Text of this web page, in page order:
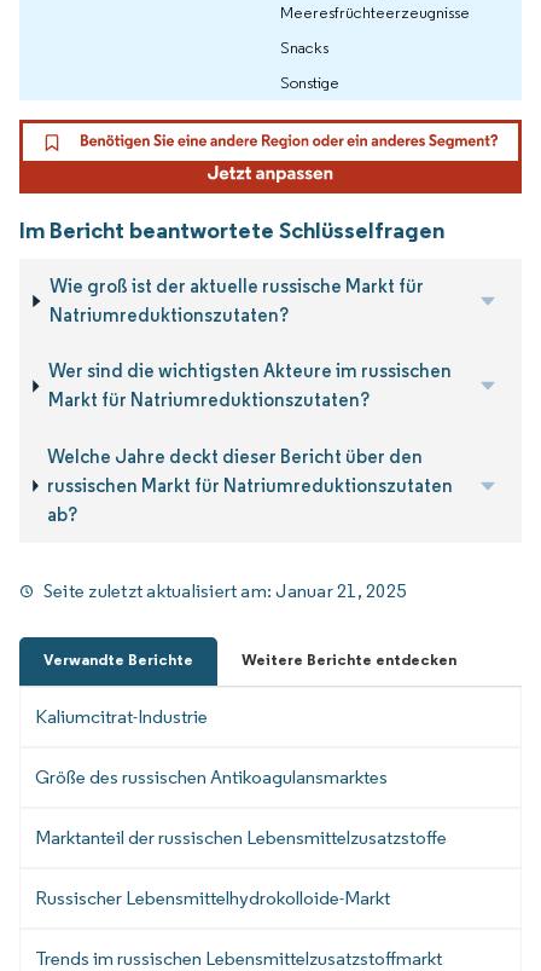
Meeresfrüchteerzeugnisse
Snacks
Sonstige
Im Bericht beantwortete Schlüsselfragen
Wie groß ist der aktuelle russische Markt für
Natriumreduktionszutaten?
Wer sind die wichtigsten Akteure im russischen
Markt für Natriumreduktionszutaten?
Welche Jahre deckt dieser Bericht über den
russischen Markt für Natriumreduktionszutaten
ab?
Seite zuletzt aktualisiert am:Januar 21, 2025
Verwandte Berichte Weitere Berichte entdecken
Kaliumcitrat-Industrie
Größe des russischen Antikoagulansmarktes
Marktanteil der russischen Lebensmittelzusatzstoffe
Russischer Lebensmittelhydrokolloide-Markt
Trends im russischen Lebensmittelzusatzstoffmarkt